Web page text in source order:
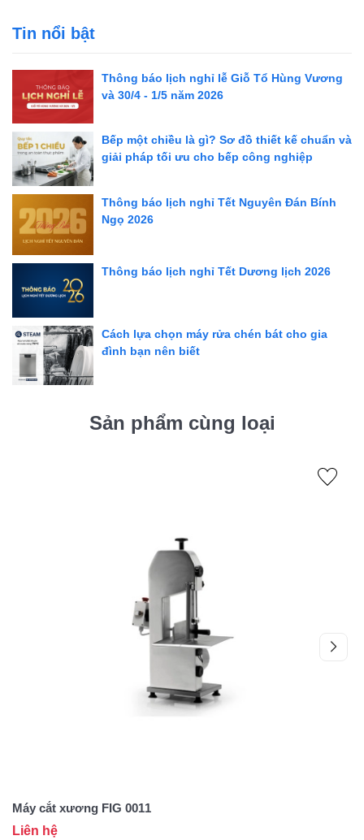
Tin nổi bật
Thông báo lịch nghỉ lễ Giỗ Tổ Hùng Vương
và 30/4 - 1/5 năm 2026
Bếp một chiều là gì? Sơ đồ thiết kế chuẩn và
giải pháp tối ưu cho bếp công nghiệp
Thông báo lịch nghỉ Tết Nguyên Đán Bính
Ngọ 2026
Thông báo lịch nghỉ Tết Dương lịch 2026
Cách lựa chọn máy rửa chén bát cho gia
đình bạn nên biết
Sản phẩm cùng loại
Máy cắt xương FIG 0011
Liên hệ